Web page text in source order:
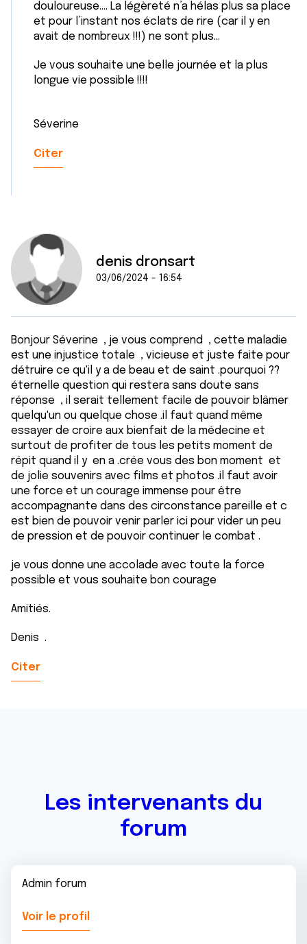
douloureuse…. La légèreté n’a hélas plus sa place
et pour l’instant nos éclats de rire (car il y en
avait de nombreux !!!) ne sont plus…
Je vous souhaite une belle journée et la plus
longue vie possible !!!!
Séverine
Citer
denis dronsart
03/06/2024 - 16:54
Bonjour Séverine , je vous comprend , cette maladie
est une injustice totale , vicieuse et juste faite pour
détruire ce qu'il y a de beau et de saint .pourquoi ??
éternelle question qui restera sans doute sans
réponse , il serait tellement facile de pouvoir blâmer
quelqu'un ou quelque chose .il faut quand même
essayer de croire aux bienfait de la médecine et
surtout de profiter de tous les petits moment de
répit quand il y en a .crée vous des bon moment et
de jolie souvenirs avec films et photos .il faut avoir
une force et un courage immense pour être
accompagnante dans des circonstance pareille et c
est bien de pouvoir venir parler ici pour vider un peu
de pression et de pouvoir continuer le combat .
je vous donne une accolade avec toute la force
possible et vous souhaite bon courage
Amitiés.
Denis .
Citer
Les intervenants du
forum
Admin forum
Voir le profil